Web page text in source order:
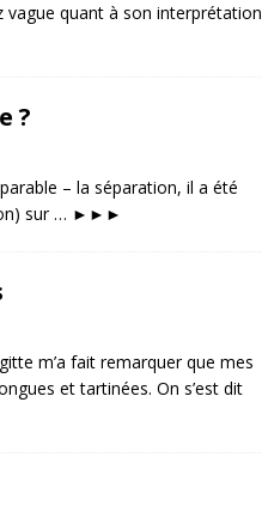
quant à son interprétation
?
– la séparation, il a été
sur … ►►►
m’a fait remarquer que mes
et tartinées. On s’est dit